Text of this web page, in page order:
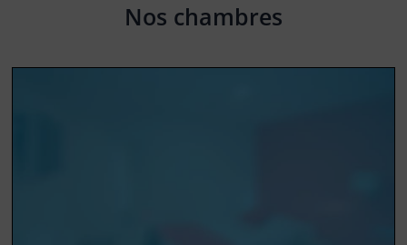
Nos chambres